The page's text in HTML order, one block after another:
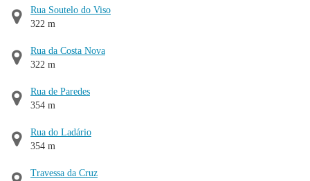
Rua Soutelo do Viso
322 m
Rua da Costa Nova
322 m
Rua de Paredes
354 m
Rua do Ladário
354 m
Travessa da Cruz